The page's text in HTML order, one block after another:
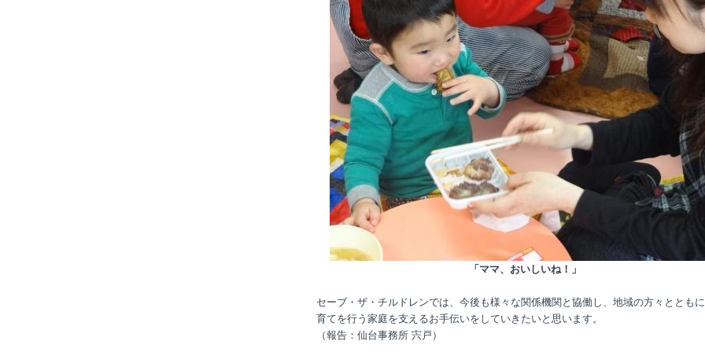
「ママ、おいしいね！」
セーブ・ザ・チルドレンでは、今後も様々な関係機関と協働し、地域の方々ととも
育てを行う家庭を支えるお手伝いをしていきたいと思います。
（報告：仙台事務所 宍戸）